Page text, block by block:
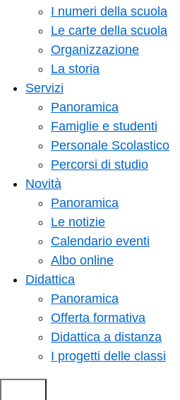
I numeri della scuola
Le carte della scuola
Organizzazione
La storia
Servizi
Panoramica
Famiglie e studenti
Personale Scolastico
Percorsi di studio
Novità
Panoramica
Le notizie
Calendario eventi
Albo online
Didattica
Panoramica
Offerta formativa
Didattica a distanza
I progetti delle classi